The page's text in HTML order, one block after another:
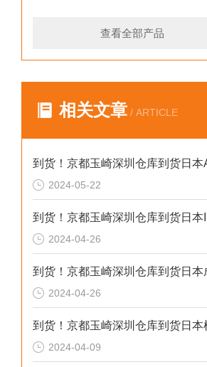
查看全部产品
相关文章 / ARTICLE
2024-05-22
2024-04-26
2024-04-26
2024-04-09